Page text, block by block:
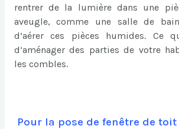
rentrer de la lumière dans une
aveugle, comme une salle de
d’aérer ces pièces humides. Ce
d’aménager des parties de votre
les combles.
Pour la pose de fenêtre de